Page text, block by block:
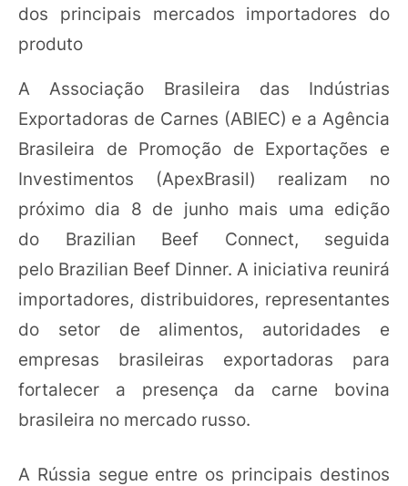
dos principais mercados importadores do
produto
A Associação Brasileira das Indústrias
Exportadoras de Carnes (ABIEC) e a Agência
Brasileira de Promoção de Exportações e
Investimentos (ApexBrasil) realizam no
próximo dia 8 de junho mais uma edição
do Brazilian Beef Connect, seguida
pelo Brazilian Beef Dinner. A iniciativa reunirá
importadores, distribuidores, representantes
do setor de alimentos, autoridades e
empresas brasileiras exportadoras para
fortalecer a presença da carne bovina
brasileira no mercado russo.
A Rússia segue entre os principais destinos